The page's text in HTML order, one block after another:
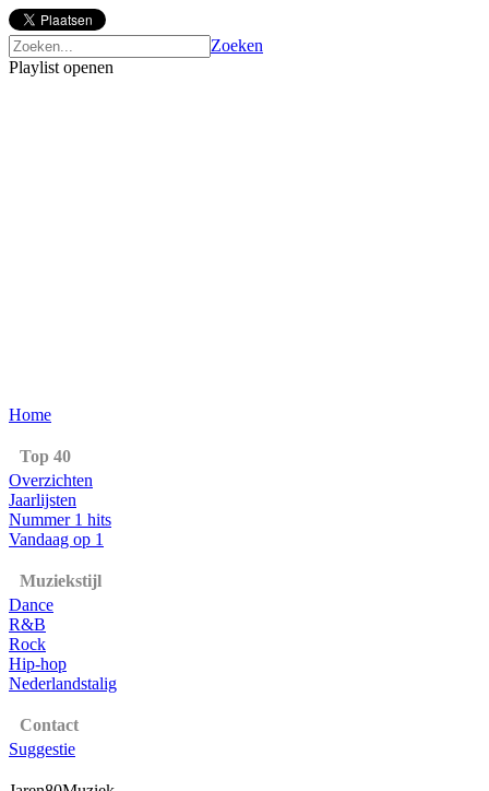
Zoeken
Playlist openen
Home
Top 40
Overzichten
Jaarlijsten
Nummer 1 hits
Vandaag op 1
Muziekstijl
Dance
R&B
Rock
Hip-hop
Nederlandstalig
Contact
Suggestie